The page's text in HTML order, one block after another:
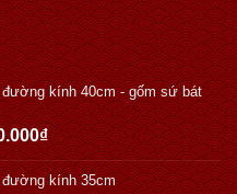
kính 40cm - gốm sứ bát
₫
kính 35cm